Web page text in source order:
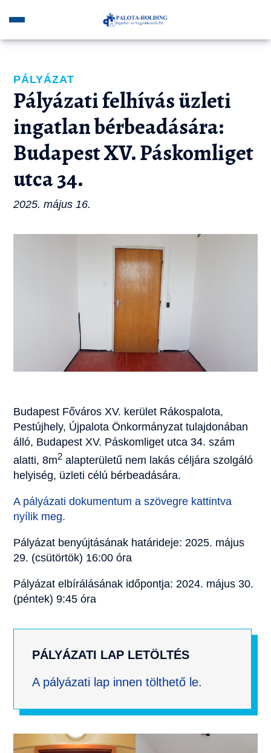
PÁLYÁZAT
Pályázati felhívás üzleti
ingatlan bérbeadására:
Budapest XV. Páskomliget
utca 34.
2025. május 16.
Budapest Főváros XV. kerület Rákospalota,
Pestújhely, Újpalota Önkormányzat tulajdonában
álló, Budapest XV. Páskomliget utca 34. szám
alatti, 8m2 alapterületű nem lakás céljára szolgáló
helyiség, üzleti célú bérbeadására.
A pályázati dokumentum a szövegre kattintva
nyílik meg.
Pályázat benyújtásának határideje: 2025. május
29. (csütörtök) 16:00 óra
Pályázat elbírálásának időpontja: 2024. május 30.
(péntek) 9:45 óra
PÁLYÁZATI LAP LETÖLTÉS
A pályázati lap innen tölthető le.